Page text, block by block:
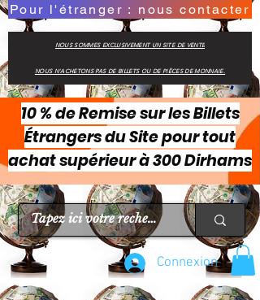
Pour l'étranger : nous contacter
NOUS SOMMES EXCLUSIVEMENT UN SITE DE VENTE
NOUS N'ACHETONS PAS DE BILLETS OU DE PIÈCES DE MONNAIE.
10 % de Remise sur les Billets
Étrangers du Site pour tout
achat supérieur à 300 Dirhams
Connexion